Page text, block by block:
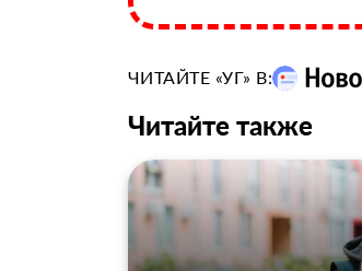
ЧИТАЙТЕ «УГ» В:
Читайте также